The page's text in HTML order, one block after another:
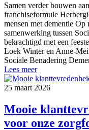
Samen verder bouwen
franchiseformule
mensen met dementie Op
samenwerking tussen
bekrachtigd met een
Loek Winter en Anne-
Sociale Benadering
Lees meer
25 maart 2026
Mooie
voor onze